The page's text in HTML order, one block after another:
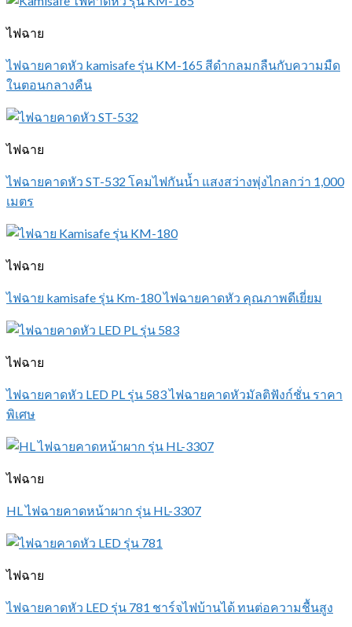
ไฟฉาย
ไฟฉายคาดหัว kamisafe รุ่น KM-165 สีดำกลมกลืนกับความมืด
ในตอนกลางคืน
ไฟฉาย
ไฟฉายคาดหัว ST-532 โคมไฟกันน้ำ แสงสว่างพุ่งไกลกว่า 1,000
เมตร
ไฟฉาย
ไฟฉาย kamisafe รุ่น Km-180 ไฟฉายคาดหัว คุณภาพดีเยี่ยม
ไฟฉาย
ไฟฉายคาดหัว LED PL รุ่น 583 ไฟฉายคาดหัวมัลติฟังก์ชั่น ราคา
พิเศษ
ไฟฉาย
HL ไฟฉายคาดหน้าผาก รุ่น HL-3307
ไฟฉาย
ไฟฉายคาดหัว LED รุ่น 781 ชาร์จไฟบ้านได้ ทนต่อความชื้นสูง